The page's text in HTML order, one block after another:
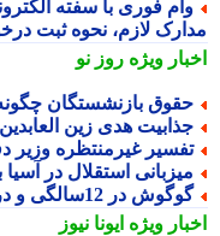
فوری با سفته
لازم، نحوه ثبت
ویژهروز نو
بازنشستگان چگونه
هدی زین
غیرمنتظره وزیر
استقلال در آسیا
در 12سالگی و در کنار پدرش «صابر آتشین»
ویژهایونا نیوز